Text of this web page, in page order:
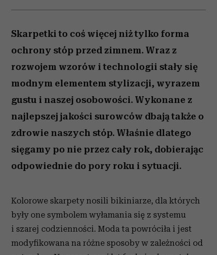
Skarpetki to coś więcej niż tylko forma
ochrony stóp przed zimnem. Wraz z
rozwojem wzorów i technologii stały się
modnym elementem stylizacji, wyrazem
gustu i naszej osobowości. Wykonane z
najlepszej jakości surowców dbają także o
zdrowie naszych stóp. Właśnie dlatego
sięgamy po nie przez cały rok, dobierając
odpowiednie do pory roku i sytuacji.
Kolorowe skarpety nosili bikiniarze, dla których
były one symbolem wyłamania się z systemu
i szarej codzienności. Moda ta powróciła i jest
modyfikowana na różne sposoby w zależności od